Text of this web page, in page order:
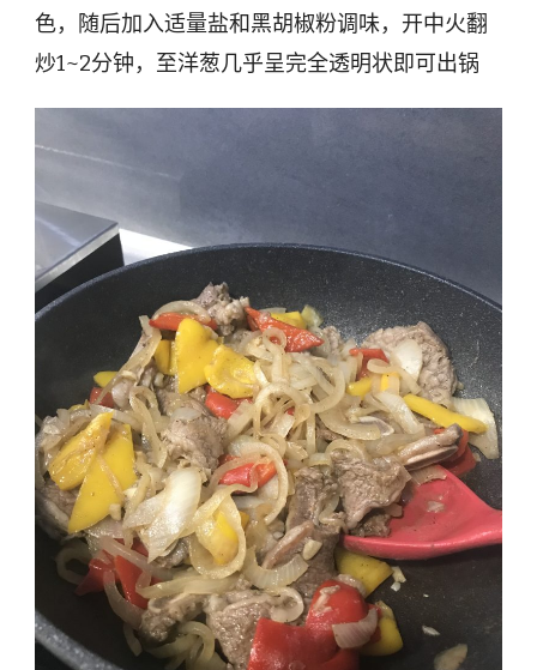
色，随后加入适量盐和黑胡椒粉调味，开中火翻
炒1~2分钟，至洋葱几乎呈完全透明状即可出锅